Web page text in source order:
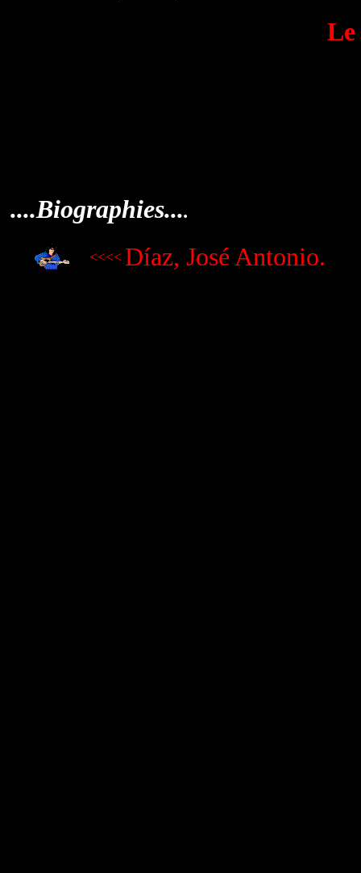
Le
....Biographies....
<<<< Díaz, José Antonio.